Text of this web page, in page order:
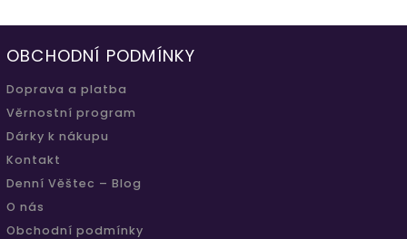
OBCHODNÍ PODMÍNKY
Doprava a platba
Věrnostní program
Dárky k nákupu
Kontakt
Denní Věštec – Blog
O nás
Obchodní podmínky